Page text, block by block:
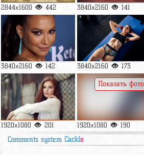
2844x1600 442 3840x2160 141
3840x2160 142 3840x2160 173
1920x1080 201 1920x1080 190
Показать фото
Comments system Cackle